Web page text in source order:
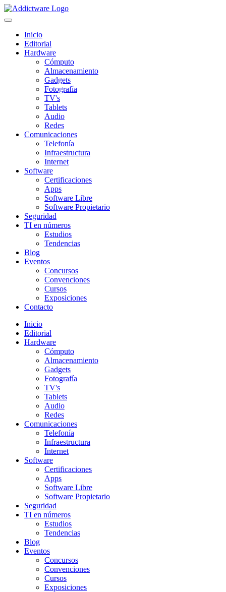
Inicio
Editorial
Hardware
Cómputo
Almacenamiento
Gadgets
Fotografía
TV's
Tablets
Audio
Redes
Comunicaciones
Telefonía
Infraestructura
Internet
Software
Certificaciones
Apps
Software Libre
Software Propietario
Seguridad
TI en números
Estudios
Tendencias
Blog
Eventos
Concursos
Convenciones
Cursos
Exposiciones
Contacto
Inicio
Editorial
Hardware
Cómputo
Almacenamiento
Gadgets
Fotografía
TV's
Tablets
Audio
Redes
Comunicaciones
Telefonía
Infraestructura
Internet
Software
Certificaciones
Apps
Software Libre
Software Propietario
Seguridad
TI en números
Estudios
Tendencias
Blog
Eventos
Concursos
Convenciones
Cursos
Exposiciones